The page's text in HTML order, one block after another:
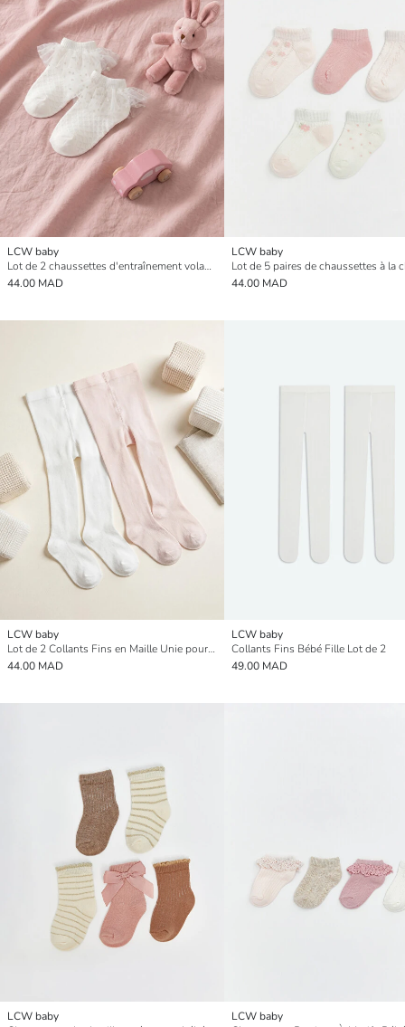
LCW baby
Lot de 2 chaussettes d'entraînement volantées pour bébé fille
44.00 MAD
LCW baby
44.00 MAD
LCW baby
Lot de 2 Collants Fins en Maille Unie pour Bébé Fille
44.00 MAD
LCW baby
Collants Fins Bébé Fille Lot de 2
49.00 MAD
LCW baby
LCW baby